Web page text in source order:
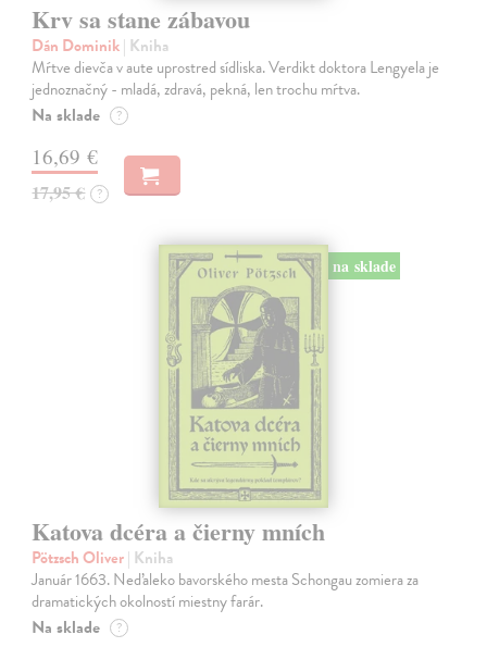
Krv sa stane zábavou
Dán Dominik| Kniha
Mŕtve dievča v aute uprostred sídliska. Verdikt doktora Lengyela je
jednoznačný - mladá, zdravá, pekná, len trochu mŕtva.
Na sklade ?
16,69 €
17,95 € ?
na sklade
Katova dcéra a čierny mních
Pötzsch Oliver| Kniha
Január 1663. Neďaleko bavorského mesta Schongau zomiera za
dramatických okolností miestny farár.
Na sklade ?